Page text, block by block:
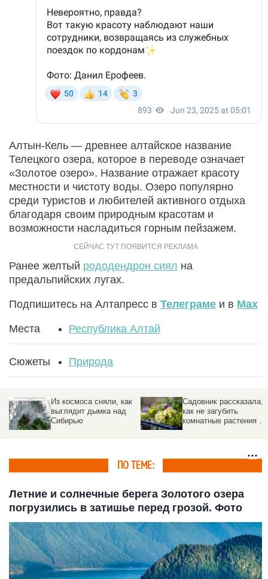
Алтын-Кель — древнее алтайское название
Телецкого озера, которое в переводе означает
«Золотое озеро». Название отражает красоту
местности и чистоту воды. Озеро популярно
среди туристов и любителей активного отдыха
благодаря своим природным красотам и
возможности насладиться горным пейзажем.
Ранее желтый рододендрон сиял на
предальпийских лугах.
Подпишитесь на Алтапресс в Телеграме и в Max
Места Республика Алтай
Сюжеты Природа
Из космоса сняли, как
выглядит дымка над
Сибирью
Садовник рассказала,
как не загубить
комнатные растения во
ПО ТЕМЕ:
Летние и солнечные берега Золотого озера
погрузились в затишье перед грозой. Фото